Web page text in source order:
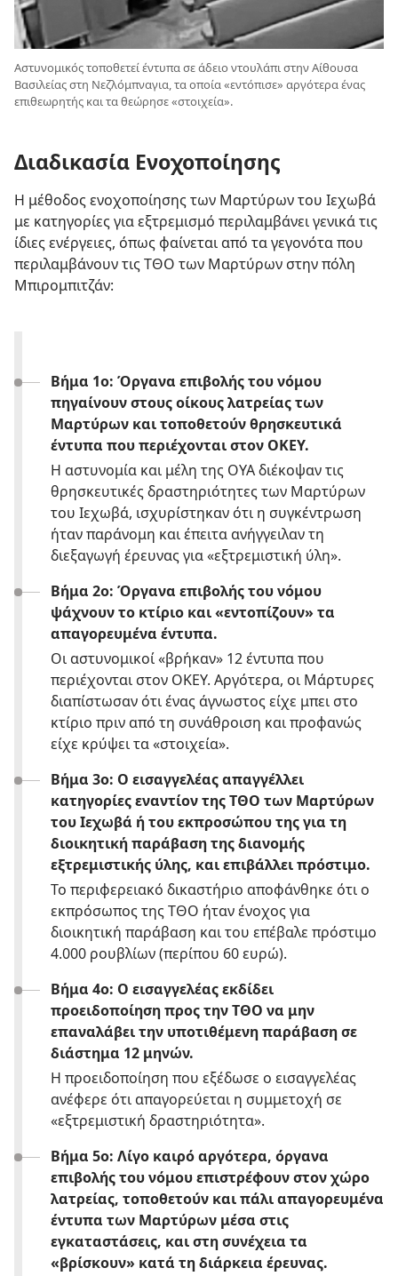
Αστυνομικός τοποθετεί έντυπα σε άδειο ντουλάπι στην Αίθουσα
Βασιλείας στη Νεζλόμπναγια, τα οποία «εντόπισε» αργότερα ένας
επιθεωρητής και τα θεώρησε «στοιχεία».
Διαδικασία Ενοχοποίησης
Η μέθοδος ενοχοποίησης των Μαρτύρων του Ιεχωβά
με κατηγορίες για εξτρεμισμό περιλαμβάνει γενικά τις
ίδιες ενέργειες, όπως φαίνεται από τα γεγονότα που
περιλαμβάνουν τις ΤΘΟ των Μαρτύρων στην πόλη
Μπιρομπιτζάν:
Βήμα 1ο: Όργανα επιβολής του νόμου
πηγαίνουν στους οίκους λατρείας των
Μαρτύρων και τοποθετούν θρησκευτικά
έντυπα που περιέχονται στον ΟΚΕΥ.
Η αστυνομία και μέλη της ΟΥΑ διέκοψαν τις
θρησκευτικές δραστηριότητες των Μαρτύρων
του Ιεχωβά, ισχυρίστηκαν ότι η συγκέντρωση
ήταν παράνομη και έπειτα ανήγγειλαν τη
διεξαγωγή έρευνας για «εξτρεμιστική ύλη».
Βήμα 2ο: Όργανα επιβολής του νόμου
ψάχνουν το κτίριο και «εντοπίζουν» τα
απαγορευμένα έντυπα.
Οι αστυνομικοί «βρήκαν» 12 έντυπα που
περιέχονται στον ΟΚΕΥ. Αργότερα, οι Μάρτυρες
διαπίστωσαν ότι ένας άγνωστος είχε μπει στο
κτίριο πριν από τη συνάθροιση και προφανώς
είχε κρύψει τα «στοιχεία».
Βήμα 3ο: Ο εισαγγελέας απαγγέλλει
κατηγορίες εναντίον της ΤΘΟ των Μαρτύρων
του Ιεχωβά ή του εκπροσώπου της για τη
διοικητική παράβαση της διανομής
εξτρεμιστικής ύλης, και επιβάλλει πρόστιμο.
Το περιφερειακό δικαστήριο αποφάνθηκε ότι ο
εκπρόσωπος της ΤΘΟ ήταν ένοχος για
διοικητική παράβαση και του επέβαλε πρόστιμο
4.000 ρουβλίων (περίπου 60 ευρώ).
Βήμα 4ο: Ο εισαγγελέας εκδίδει
προειδοποίηση προς την ΤΘΟ να μην
επαναλάβει την υποτιθέμενη παράβαση σε
διάστημα 12 μηνών.
Η προειδοποίηση που εξέδωσε ο εισαγγελέας
ανέφερε ότι απαγορεύεται η συμμετοχή σε
«εξτρεμιστική δραστηριότητα».
Βήμα 5ο: Λίγο καιρό αργότερα, όργανα
επιβολής του νόμου επιστρέφουν στον χώρο
λατρείας, τοποθετούν και πάλι απαγορευμένα
έντυπα των Μαρτύρων μέσα στις
εγκαταστάσεις, και στη συνέχεια τα
«βρίσκουν» κατά τη διάρκεια έρευνας.